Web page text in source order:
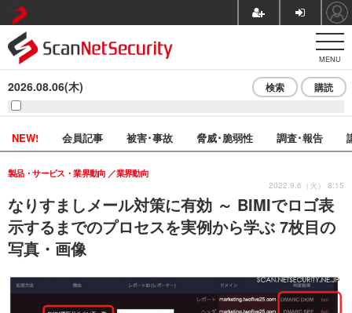
MENU
2026.08.06(木) 検索 購読
NEW! 会員記事 被害･事故 脅威･脆弱性 調査･報告
なりすましメール対策に有効 ～ BIMIでロゴ表
示するまでのプロセスを実例から学ぶ 7枚目の
写真・画像
製品・サービス・業界動向 業界動向
2022.9.6（火） 8:15